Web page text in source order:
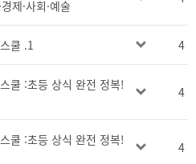
제·사회·예술
쿨 .1 4
쿨 :초등 상식 완전 정복!
4
쿨 :초등 상식 완전 정복!
4